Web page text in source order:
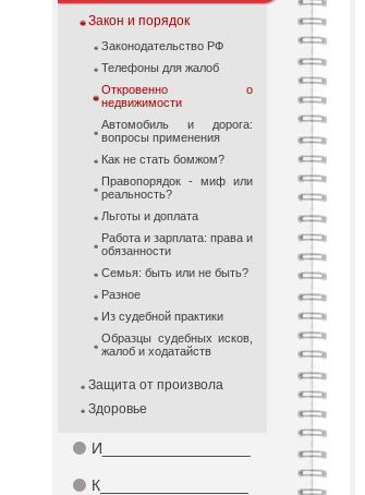
Закон и порядок
Законодательство РФ
Телефоны для жалоб
Откровенно о
недвижимости
Автомобиль и дорога:
вопросы применения
Как не стать бомжом?
Правопорядок - миф или
реальность?
Льготы и доплата
Работа и зарплата: права и
обязанности
Семья: быть или не быть?
Разное
Из судебной практики
Образцы судебных исков,
жалоб и ходатайств
Защита от произвола
Здоровье
⚫ И_________________
⚫ К_________________